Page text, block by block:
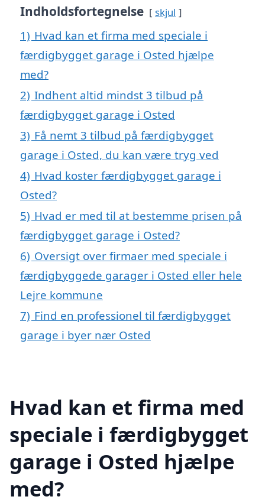
Indholdsfortegnelse skjul
1) Hvad kan et firma med speciale i
færdigbygget garage i Osted hjælpe
med?
2) Indhent altid mindst 3 tilbud på
færdigbygget garage i Osted
3) Få nemt 3 tilbud på færdigbygget
garage i Osted, du kan være tryg ved
4) Hvad koster færdigbygget garage i
Osted?
5) Hvad er med til at bestemme prisen på
færdigbygget garage i Osted?
6) Oversigt over firmaer med speciale i
færdigbyggede garager i Osted eller hele
Lejre kommune
7) Find en professionel til færdigbygget
garage i byer nær Osted
Hvad kan et firma med
speciale i færdigbygget
garage i Osted hjælpe
med?